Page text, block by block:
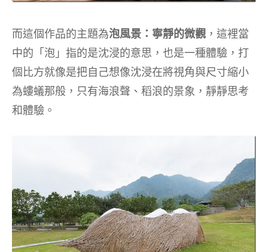
而這個作品的主題為泡風景：寧靜的微觀 ，這裡當
中的「泡」指的是沈浸的意思，也是一種體驗，打
個比方就像是把自己想像沈浸在將視角與尺寸縮小
為螻蟻那般，只有海浪聲、稻浪的景象，靜靜思考
和體驗。